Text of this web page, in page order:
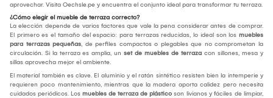
aprovechar. Visita Oechsle.pe y encuentra el conjunto ideal para transformar tu terraza.
¿Cómo elegir el mueble de terraza correcto?
La elección depende de varios factores que vale la pena considerar antes de comprar.
El primero es el tamaño del espacio: para terrazas reducidas, lo ideal son los muebles
para terrazas pequeñas, de perfiles compactos o plegables que no comprometan la
circulación. Si la terraza es amplia, un set de muebles de terraza con sillones, mesa y
sillas aprovecha mejor el ambiente.
El material también es clave. El aluminio y el ratán sintético resisten bien la intemperie y
requieren poco mantenimiento, mientras que la madera aporta calidez pero necesita
cuidados periódicos. Los muebles de terraza de plástico son livianos y fáciles de limpiar,